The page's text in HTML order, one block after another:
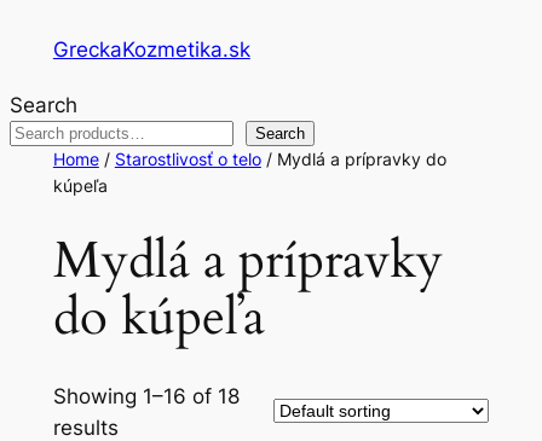
GreckaKozmetika.sk
Search
Search
Home/ Starostlivosť o telo/ Mydlá a prípravky do
kúpeľa
Mydlá a prípravky
do kúpeľa
Showing 1–16 of 18
results